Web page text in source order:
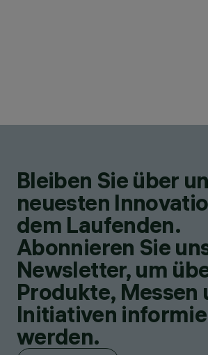
Bleiben Sie über
neuesten
dem Laufenden.
Abonnieren Sie
Newsletter, um
Produkte, Messen
Initiativen
werden.